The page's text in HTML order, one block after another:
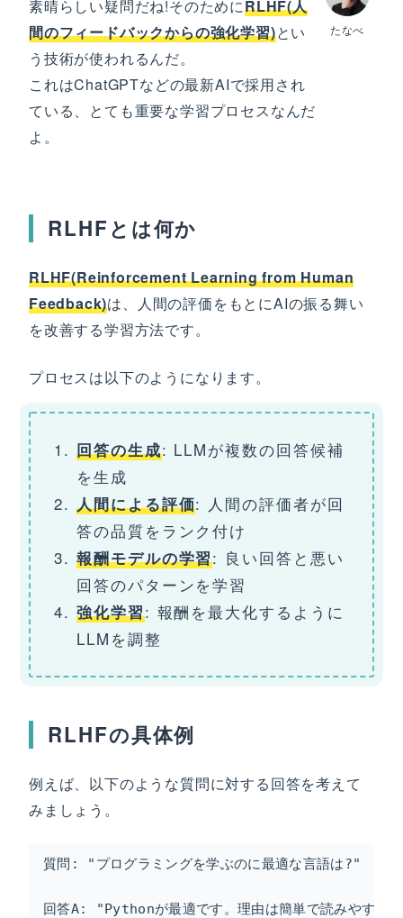
たなべ
素晴らしい疑問だね!そのためにRLHF(人
間のフィードバックからの強化学習)とい
う技術が使われるんだ。
これはChatGPTなどの最新AIで採用され
ている、とても重要な学習プロセスなんだ
よ。
RLHFとは何か
RLHF(Reinforcement Learning from Human
Feedback)は、人間の評価をもとにAIの振る舞い
を改善する学習方法です。
プロセスは以下のようになります。
回答の生成: LLMが複数の回答候補
を生成
人間による評価: 人間の評価者が回
答の品質をランク付け
報酬モデルの学習: 良い回答と悪い
回答のパターンを学習
強化学習: 報酬を最大化するように
LLMを調整
RLHFの具体例
例えば、以下のような質問に対する回答を考えて
みましょう。
質問: "プログラミングを学ぶのに最適な言語は?"
回答A: "Pythonが最適です。理由は簡単で読みやすく